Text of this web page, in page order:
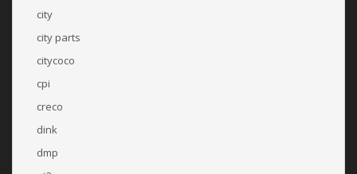
city
city parts
citycoco
cpi
creco
dink
dmp